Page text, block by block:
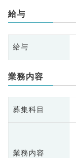
給与
給与
業務内容
募集科目
業務内容